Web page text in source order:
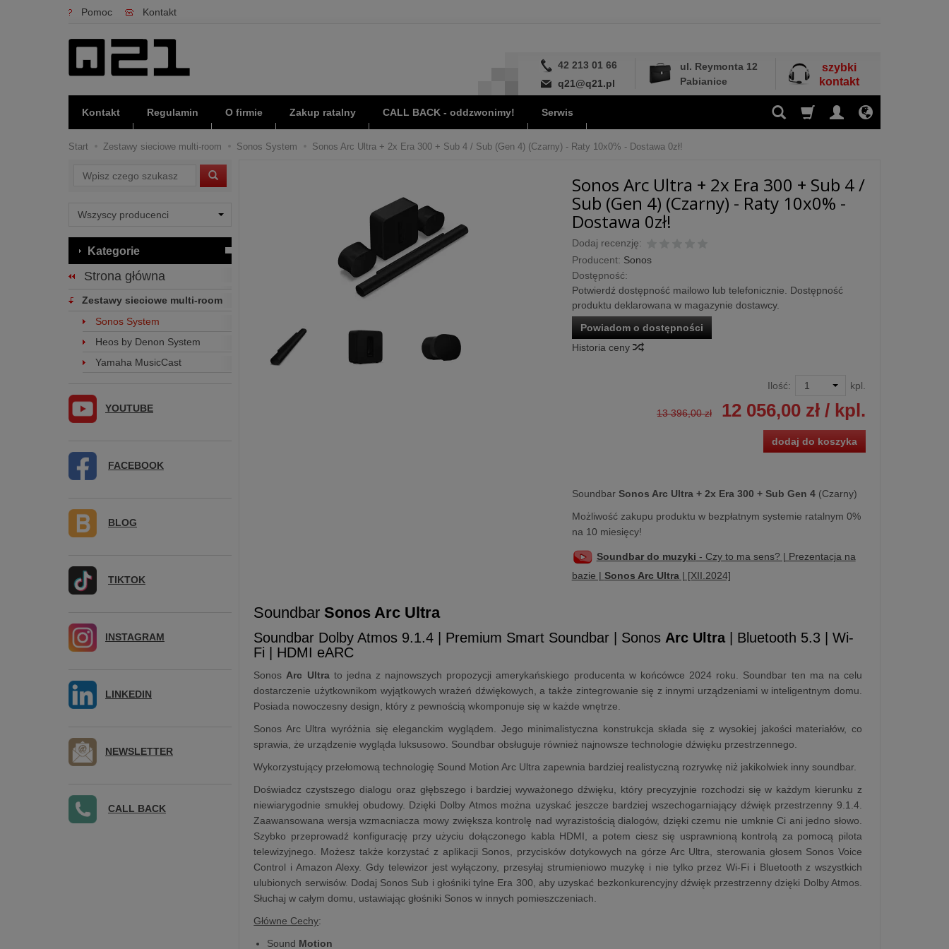
Pomoc Kontakt
42 213 01 66
q21@q21.pl
ul. Reymonta 12
Pabianice
szybki
kontakt
Kontakt Regulamin O firmie Zakup ratalny CALL BACK - oddzwonimy! Serwis
Start Zestawy sieciowe multi-room Sonos System Sonos Arc Ultra + 2x Era 300 + Sub 4 / Sub (Gen 4) (Czarny) - Raty 10x0% - Dostawa 0zł!
Sonos Arc Ultra + 2x Era 300 + Sub 4 /
Sub (Gen 4) (Czarny) - Raty 10x0% -
Dostawa 0zł!
Dodaj recenzję:
Producent: Sonos
Dostępność:
Potwierdź dostępność mailowo lub telefonicznie. Dostępność
produktu deklarowana w magazynie dostawcy.
Powiadom o dostępności
Historia ceny
Ilość: kpl.
13 396,00 zł 12 056,00 zł/ kpl.
dodaj do koszyka
Soundbar Sonos Arc Ultra + 2x Era 300 + Sub Gen 4 (Czarny)
Możliwość zakupu produktu w bezpłatnym systemie ratalnym 0%
na 10 miesięcy!
Soundbar do muzyki - Czy to ma sens? | Prezentacja na
bazie | Sonos Arc Ultra| [XII.2024]
Soundbar Sonos Arc Ultra
Soundbar Dolby Atmos 9.1.4 | Premium Smart Soundbar | Sonos Arc Ultra| Bluetooth 5.3 | Wi-
Fi | HDMI eARC
Sonos Arc Ultra to jedna z najnowszych propozycji amerykańskiego producenta w końcówce 2024 roku. Soundbar ten ma na celu
dostarczenie użytkownikom wyjątkowych wrażeń dźwiękowych, a także zintegrowanie się z innymi urządzeniami w inteligentnym domu.
Posiada nowoczesny design, który z pewnością wkomponuje się w każde wnętrze.
Sonos Arc Ultra wyróżnia się eleganckim wyglądem. Jego minimalistyczna konstrukcja składa się z wysokiej jakości materiałów, co
sprawia, że urządzenie wygląda luksusowo. Soundbar obsługuje również najnowsze technologie dźwięku przestrzennego.
Wykorzystujący przełomową technologię Sound Motion Arc Ultra zapewnia bardziej realistyczną rozrywkę niż jakikolwiek inny soundbar.
Doświadcz czystszego dialogu oraz głębszego i bardziej wyważonego dźwięku, który precyzyjnie rozchodzi się w każdym kierunku z
niewiarygodnie smukłej obudowy. Dzięki Dolby Atmos można uzyskać jeszcze bardziej wszechogarniający dźwięk przestrzenny 9.1.4.
Zaawansowana wersja wzmacniacza mowy zwiększa kontrolę nad wyrazistością dialogów, dzięki czemu nie umknie Ci ani jedno słowo.
Szybko przeprowadź konfigurację przy użyciu dołączonego kabla HDMI, a potem ciesz się usprawnioną kontrolą za pomocą pilota
telewizyjnego. Możesz także korzystać z aplikacji Sonos, przycisków dotykowych na górze Arc Ultra, sterowania głosem Sonos Voice
Control i Amazon Alexy. Gdy telewizor jest wyłączony, przesyłaj strumieniowo muzykę i nie tylko przez Wi-Fi i Bluetooth z wszystkich
ulubionych serwisów. Dodaj Sonos Sub i głośniki tylne Era 300, aby uzyskać bezkonkurencyjny dźwięk przestrzenny dzięki Dolby Atmos.
Słuchaj w całym domu, ustawiając głośniki Sonos w innych pomieszczeniach.
Główne Cechy:
Sound Motion
Wyszukaj
Kategorie
Strona główna
Zestawy sieciowe multi-room
Sonos System
Heos by Denon System
Yamaha MusicCast
YOUTUBE
FACEBOOK
BLOG
TIKTOK
INSTAGRAM
LINKEDIN
NEWSLETTER
CALL BACK